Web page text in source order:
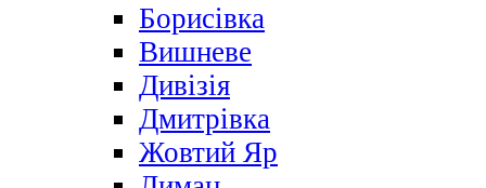
Борисівка
Вишневе
Дивізія
Дмитрівка
Жовтий Яр